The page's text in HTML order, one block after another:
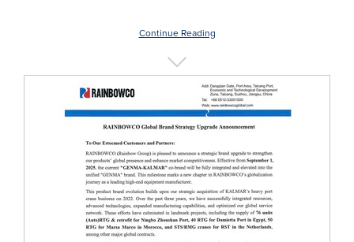
Continue Reading